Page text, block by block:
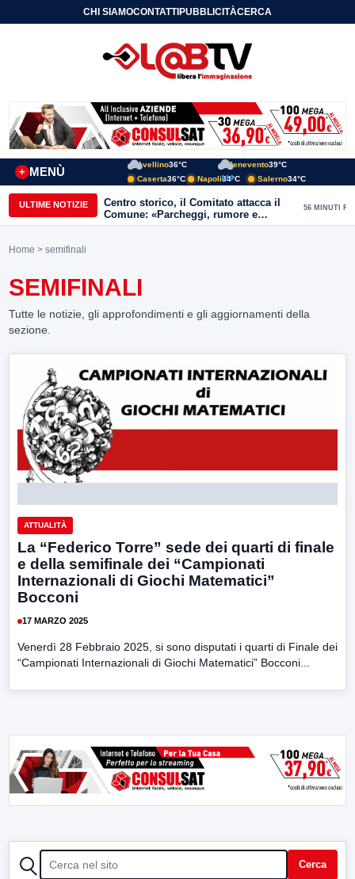
CHI SIAMOCONTATTIPUBBLICITÀCERCA
MENÙ
+
Avellino36°C Benevento39°C
Caserta36°C Napoli34°C Salerno34°C
ULTIME NOTIZIE
Centro storico, il Comitato attacca il
Comune: «Parcheggi, rumore e
degrado, servono risposte immediate»
56 MINUTI FA
Home > semifinali
SEMIFINALI
Tutte le notizie, gli approfondimenti e gli aggiornamenti della
sezione.
ATTUALITÀ
La “Federico Torre” sede dei quarti di finale
e della semifinale dei “Campionati
Internazionali di Giochi Matematici”
Bocconi
17 MARZO 2025
Venerdì 28 Febbraio 2025, si sono disputati i quarti di Finale dei
“Campionati Internazionali di Giochi Matematici” Bocconi...
CERCA Cerca